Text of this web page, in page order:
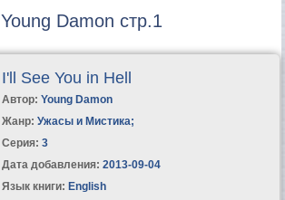
Young Damon стр.1
I'll See You in Hell
Автор: Young Damon
Жанр: Ужасы и Мистика;
Серия: 3
Дата добавления: 2013-09-04
Язык книги: English